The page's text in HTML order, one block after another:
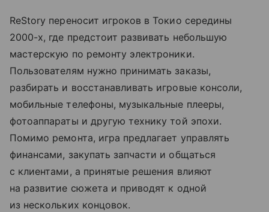
ReStory переносит игроков в Токио середины
2000-х, где предстоит развивать небольшую
мастерскую по ремонту электроники.
Пользователям нужно принимать заказы,
разбирать и восстанавливать игровые консоли,
мобильные телефоны, музыкальные плееры,
фотоаппараты и другую технику той эпохи.
Помимо ремонта, игра предлагает управлять
финансами, закупать запчасти и общаться
с клиентами, а принятые решения влияют
на развитие сюжета и приводят к одной
из нескольких концовок.